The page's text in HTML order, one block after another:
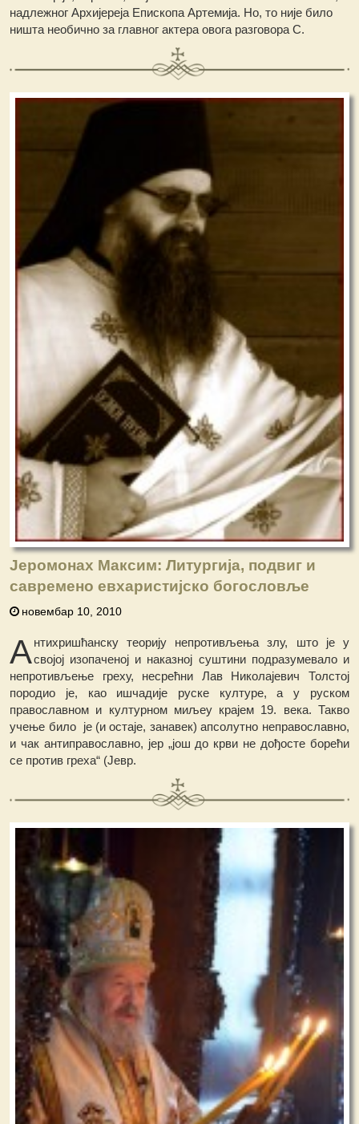
надлежног Архијереја Епископа Артемија. Но, то није било
ништа необично за главног актера овога разговора С.
Јеромонах Максим: Литургија, подвиг и
савремено евхаристијско богословље
новембар 10, 2010
Антихришћанску теорију непротивљења злу, што је у
својој изопаченој и наказној суштини подразумевало и
непротивљење греху, несрећни Лав Николајевич Толстој
породио је, као ишчадије руске културе, а у руском
православном и културном миљеу крајем 19. века. Такво
учење било је (и остаје, занавек) апсолутно неправославно,
и чак антиправославно, јер „још до крви не дођосте борећи
се против греха“ (Јевр.